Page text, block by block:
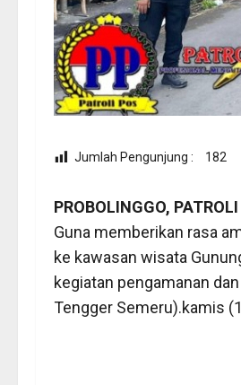
Jumlah Pengunjung : 182
PROBOLINGGO,
Guna memberikan rasa
ke kawasan wisata
kegiatan pengamanan
Tengger Semeru).kamis